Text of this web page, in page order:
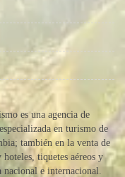
es una agencia de
en turismo de
también en la venta de
tiquetes aéreos y
nacional e internacional.